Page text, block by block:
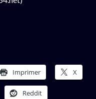
Imprimer X
Reddit